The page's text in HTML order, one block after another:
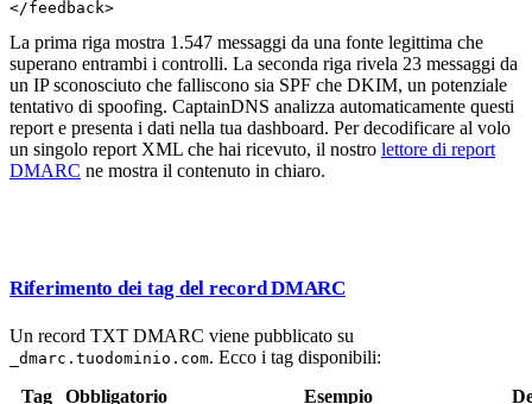
La prima riga mostra 1.547 messaggi da una fonte legittima che
superano entrambi i controlli. La seconda riga rivela 23 messaggi da
un IP sconosciuto che falliscono sia SPF che DKIM, un potenziale
tentativo di spoofing. CaptainDNS analizza automaticamente questi
report e presenta i dati nella tua dashboard. Per decodificare al volo
un singolo report XML che hai ricevuto, il nostro lettore di report
DMARC ne mostra il contenuto in chiaro.
Riferimento dei tag del record DMARC
Un record TXT DMARC viene pubblicato su
_dmarc.tuodominio.com. Ecco i tag disponibili:
Tag
Obbligatorio Esempio